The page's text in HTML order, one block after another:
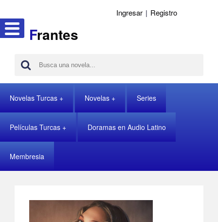
Frantes
Ingresar | Registro
Novelas Turcas Novelas Series
Películas Turcas Doramas en Audio Latino
Membresia